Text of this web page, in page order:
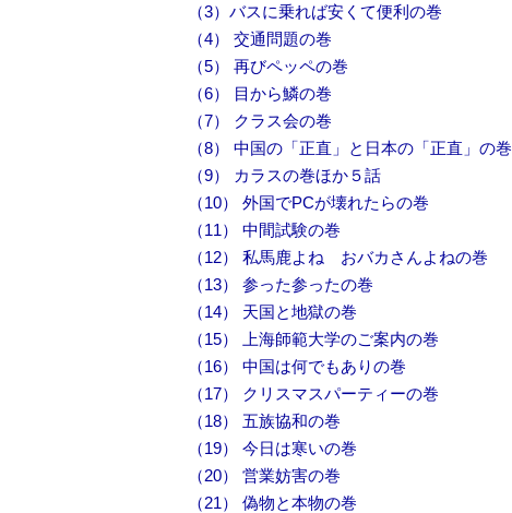
（3）バスに乗れば安くて便利の巻
（4） 交通問題の巻
（5） 再びペッペの巻
（6） 目から鱗の巻
（7） クラス会の巻
（8） 中国の「正直」と日本の「正直」の巻
（9） カラスの巻ほか５話
（10） 外国でPCが壊れたらの巻
（11） 中間試験の巻
（12） 私馬鹿よね おバカさんよねの巻
（13） 参った参ったの巻
（14） 天国と地獄の巻
（15） 上海師範大学のご案内の巻
（16） 中国は何でもありの巻
（17） クリスマスパーティーの巻
（18） 五族協和の巻
（19） 今日は寒いの巻
（20） 営業妨害の巻
（21） 偽物と本物の巻